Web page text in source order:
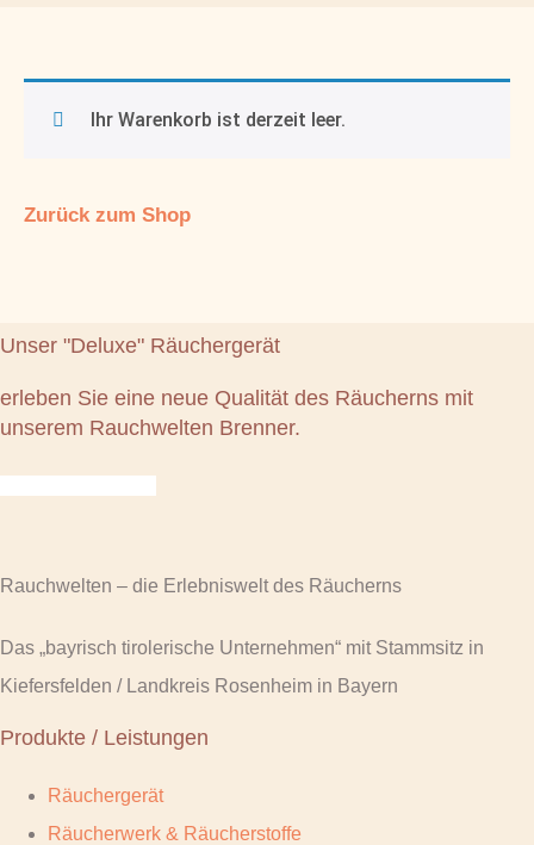
Ihr Warenkorb ist derzeit leer.
Zurück zum Shop
Unser "Deluxe" Räuchergerät
erleben Sie eine neue Qualität des Räucherns mit
unserem Rauchwelten Brenner.
Rauchwelten – die Erlebniswelt des Räucherns
Das „bayrisch tirolerische Unternehmen“ mit Stammsitz in
Kiefersfelden / Landkreis Rosenheim in Bayern
Produkte / Leistungen
Räuchergerät
Räucherwerk & Räucherstoffe